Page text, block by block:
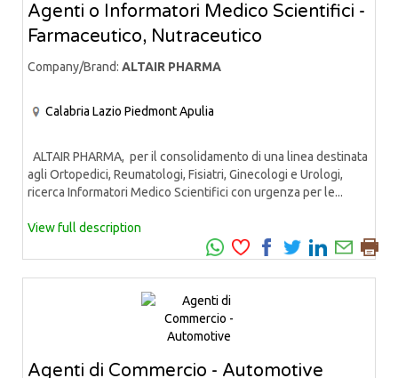
Agenti o Informatori Medico Scientifici -
Farmaceutico, Nutraceutico
Company/Brand: ALTAIR PHARMA
Calabria Lazio PiedmontApulia
ALTAIR PHARMA, per il consolidamento di una linea destinata
agli Ortopedici, Reumatologi, Fisiatri, Ginecologi e Urologi,
ricerca Informatori Medico Scientifici con urgenza per le...
View full description
Agenti di Commercio - Automotive